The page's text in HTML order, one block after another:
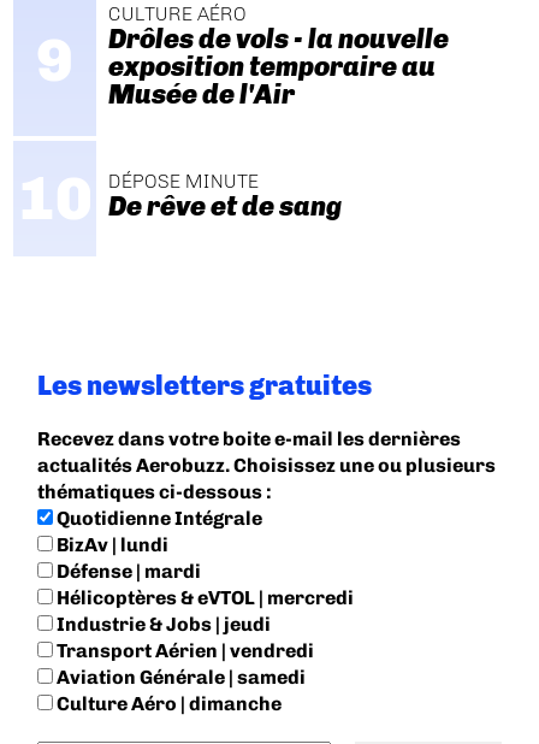
CULTURE AÉRO
Drôles de vols - la nouvelle
exposition temporaire au
Musée de l'Air
DÉPOSE MINUTE
De rêve et de sang
Les newsletters gratuites
Recevez dans votre boite e-mail les dernières
actualités Aerobuzz. Choisissez une ou plusieurs
thématiques ci-dessous :
Quotidienne Intégrale
BizAv | lundi
Défense | mardi
Hélicoptères & eVTOL | mercredi
Industrie & Jobs | jeudi
Transport Aérien | vendredi
Aviation Générale | samedi
Culture Aéro | dimanche